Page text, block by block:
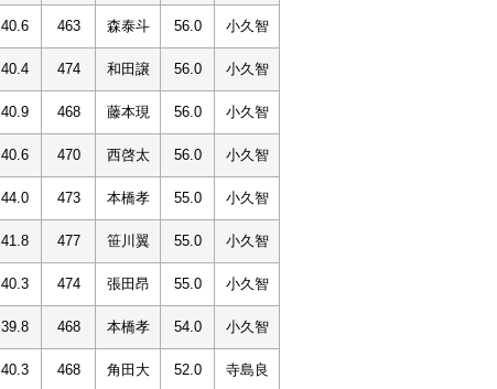
40.6 463 森泰斗 56.0 小久智
40.4 474 和田譲 56.0 小久智
40.9 468 藤本現 56.0 小久智
40.6 470 西啓太 56.0 小久智
44.0 473 本橋孝 55.0 小久智
41.8 477 笹川翼 55.0 小久智
40.3 474 張田昂 55.0 小久智
39.8 468 本橋孝 54.0 小久智
40.3 468 角田大 52.0 寺島良